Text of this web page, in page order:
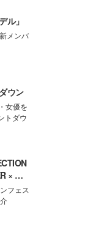
ル」
メンバ
ウン
女優を
トダウ
× モ
フェス